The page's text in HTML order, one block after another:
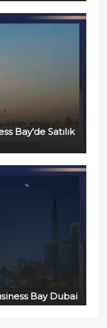
Bay’de Satılık
Bay Dubai